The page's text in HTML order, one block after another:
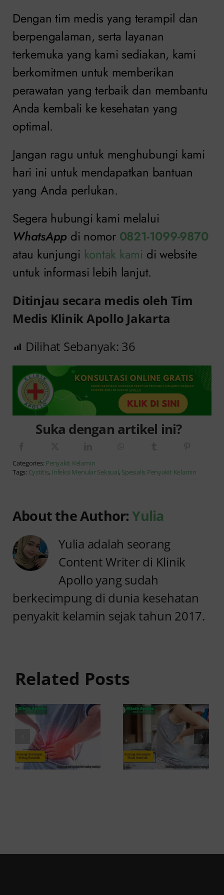
Dengan tim medis yang terampil dan
berpengalaman, serta layanan
terkemuka yang kami sediakan, kami
berkomitmen untuk memberikan
perawatan yang terbaik dan membantu
Anda kembali ke kesehatan yang
optimal.
Jangan ragu untuk menghubungi kami
hari ini untuk mendapatkan bantuan
yang Anda perlukan.
Segera hubungi kami melalui
WhatsApp di nomor 0821-1099-9870
atau kunjungi kontak kami di website
untuk informasi lebih lanjut.
Ditinjau secara medis oleh Tim
Medis Klinik Apollo Jakarta
Dilihat Sebanyak: 36
Suka dengan artikel ini?
Categories: Penyakit Kelamin
Tags: Cystitis, Infeksi Menular Seksual, Spesialis Penyakit Kelamin
About the Author:Yulia
Yulia adalah seorang
Content Writer di Klinik
Apollo yang sudah
berkecimpung di dunia kesehatan
penyakit kelamin sejak tahun 2017.
Related Posts
Penyebab
Sering
Kambuh
dan Cara
Atasinya
Anyang
Penyebab
dan
Solusinya